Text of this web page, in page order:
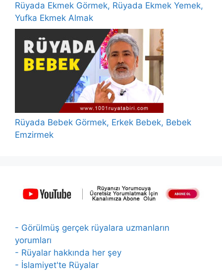
Rüyada Ekmek Görmek, Rüyada Ekmek Yemek,
Yufka Ekmek Almak
Rüyada Bebek Görmek, Erkek Bebek, Bebek
Emzirmek
- Görülmüş gerçek rüyalara uzmanların
yorumları
- Rüyalar hakkında her şey
- İslamiyet'te Rüyalar